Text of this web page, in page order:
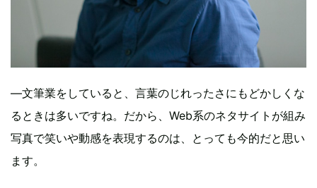
―文筆業をしていると、言葉のじれったさにもどかしくな
るときは多いですね。だから、Web系のネタサイトが組み
写真で笑いや動感を表現するのは、とっても今的だと思い
ます。